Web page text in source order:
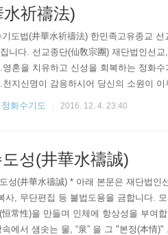
祈禱法)
도법(井華水祈禱法) 한민족고유종교 선
니다. 선교종단(仙敎宗團) 재단법인선
혼을 치유하고 신성을 회복하는 정화
지신명이 감응하시어 당신의 소원이
본원_ 선제님들과 함께 일심정회(一心
화수기도 2016. 12. 4. 23:40
성(井華水禱誠)
성(井華水禱誠) * 아래 본문은 재단법인
사, 무단편집 등 불법도용을 금합니다.
常性)을 만들며 인체에 항상성을 부여합
에서 샘솟는 물, “泉” 을 그 "본정(本情